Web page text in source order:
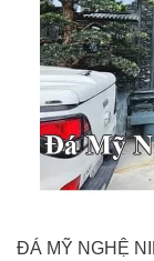
ĐÁ MỸ NGHỆ